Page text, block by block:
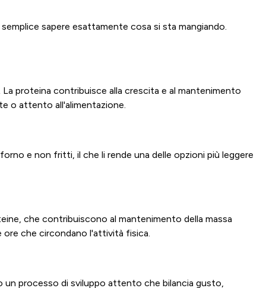
sapere esattamente cosa si sta mangiando.
proteina contribuisce alla crescita e al mantenimento
o attento all'alimentazione.
e non fritti, il che li rende una delle opzioni più leggere
che contribuiscono al mantenimento della massa
ore che circondano l'attività fisica.
processo di sviluppo attento che bilancia gusto,